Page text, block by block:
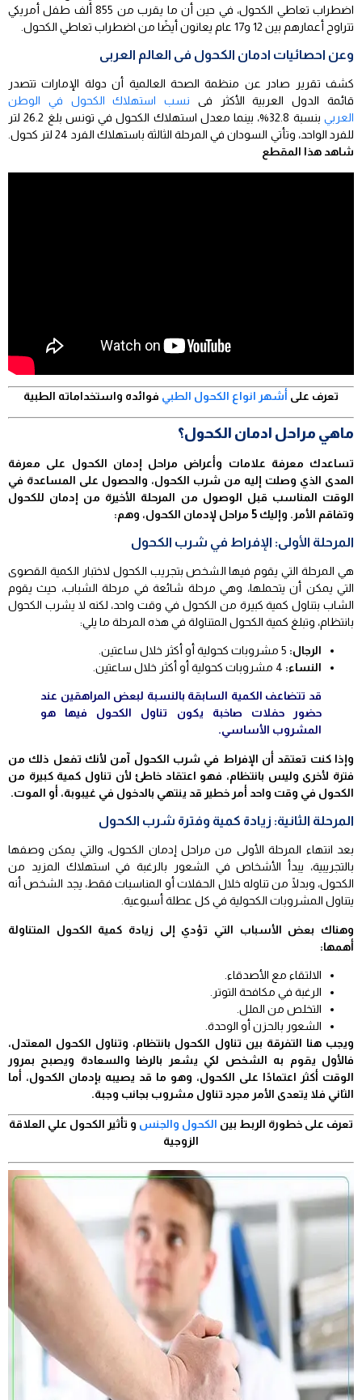
اضطراب تعاطي الكحول، في حين أن ما يقرب من 855 ألف طفل أمريكي
تتراوح أعمارهم بين 12 و17 عام يعانون أيضًا من اضطراب تعاطي الكحول.
وعن احصائيات ادمان الكحول فى العالم العربى
كشف تقرير صادر عن منظمة الصحة العالمية أن دولة الإمارات تتصدر
قائمة الدول العربية الأكثر فى نسب استهلاك الكحول في الوطن
العربي
بنسبة 32.8%، بينما معدل استهلاك الكحول في تونس بلغ 26.2 لتر
للفرد الواحد، وتأتي السودان في المرحلة الثالثة باستهلاك الفرد 24 لتر كحول.
شاهد هذا المقطع
تعرف على أشهر انواع الكحول الطبي فوائده واستخداماته الطبية
ماهي مراحل ادمان الكحول؟
تساعدك معرفة علامات وأعراض مراحل إدمان الكحول على معرفة
المدى الذي وصلت إليه من شرب الكحول، والحصول على المساعدة في
الوقت المناسب قبل الوصول من المرحلة الأخيرة من إدمان للكحول
وتفاقم الأمر. وإليك 5 مراحل لإدمان الكحول، وهم:
المرحلة الأولى: الإفراط في شرب الكحول
هي المرحلة التي يقوم فيها الشخص بتجريب الكحول لاختبار الكمية القصوى
التي يمكن أن يتحملها، وهي مرحلة شائعة في مرحلة الشباب، حيث يقوم
الشاب بتناول كمية كبيرة من الكحول في وقت واحد، لكنه لا يشرب الكحول
بانتظام، وتبلغ كمية الكحول المتناولة في هذه المرحلة ما يلي:
الرجال:
النساء:
قد تتضاعف الكمية السابقة بالنسبة لبعض المراهقين عند
حضور حفلات صاخبة يكون تناول الكحول فيها هو
المشروب الأساسي.
وإذا كنت تعتقد أن الإفراط في شرب الكحول آمن لأنك تفعل ذلك من
فترة لأخرى وليس بانتظام، فهو اعتقاد خاطئ لأن تناول كمية كبيرة من
الكحول في وقت واحد أمر خطير قد ينتهي بالدخول في غيبوبة، أو الموت.
المرحلة الثانية: زيادة كمية وفترة شرب الكحول
بعد انتهاء المرحلة الأولى من مراحل إدمان الكحول، والتي يمكن وصفها
بالتجريبية، يبدأ الأشخاص في الشعور بالرغبة في استهلاك المزيد من
الكحول، وبدلًا من تناوله خلال الحفلات أو المناسبات فقط، يجد الشخص أنه
يتناول المشروبات الكحولية في كل عطلة أسبوعية.
وهناك بعض الأسباب التي تؤدي إلى زيادة كمية الكحول المتناولة
أهمها:
الالتقاء مع الأصدقاء.
الرغبة في مكافحة التوتر.
التخلص من الملل.
الشعور بالحزن أو الوحدة.
ويجب هنا التفرقة بين تناول الكحول بانتظام، وتناول الكحول المعتدل،
فالأول يقوم به الشخص لكي يشعر بالرضا والسعادة ويصبح بمرور
الوقت أكثر اعتمادًا على الكحول، وهو ما قد يصيبه بإدمان الكحول، أما
الثاني فلا يتعدى الأمر مجرد تناول مشروب بجانب وجبة.
تعرف على خطورة الربط بين الكحول والجنس و تأثير الكحول علي العلاقة
الزوجية